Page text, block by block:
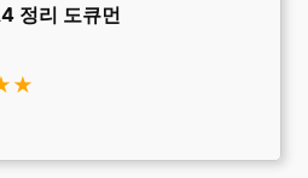
정리 도큐먼